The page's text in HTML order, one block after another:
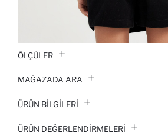
ÖLÇÜLER
MAĞAZADA ARA
ÜRÜN BILGILERI
ÜRÜN DEĞERLENDİRMELERİ